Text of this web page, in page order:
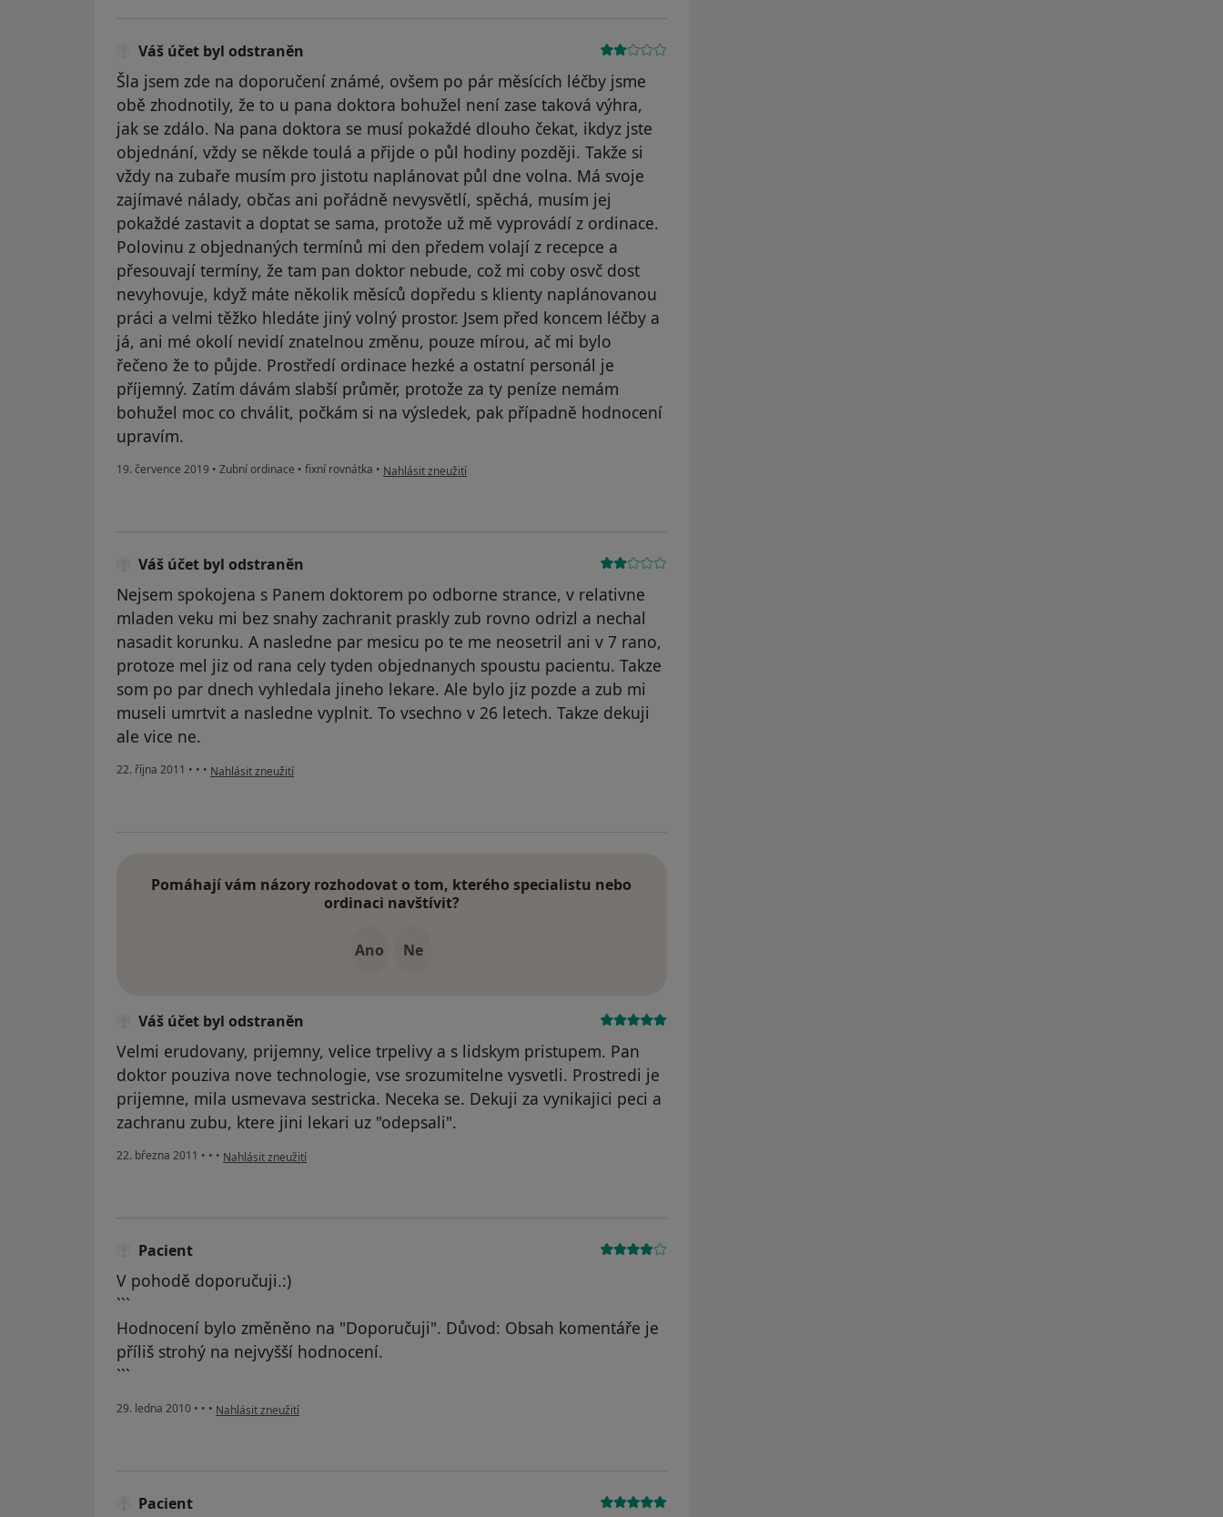
Váš účet byl odstraněn
Šla jsem zde na doporučení známé, ovšem po pár měsících léčby jsme
obě zhodnotily, že to u pana doktora bohužel není zase taková výhra,
jak se zdálo. Na pana doktora se musí pokaždé dlouho čekat, ikdyz jste
objednání, vždy se někde toulá a přijde o půl hodiny později. Takže si
vždy na zubaře musím pro jistotu naplánovat půl dne volna. Má svoje
zajímavé nálady, občas ani pořádně nevysvětlí, spěchá, musím jej
pokaždé zastavit a doptat se sama, protože už mě vyprovádí z ordinace.
Polovinu z objednaných termínů mi den předem volají z recepce a
přesouvají termíny, že tam pan doktor nebude, což mi coby osvč dost
nevyhovuje, když máte několik měsíců dopředu s klienty naplánovanou
práci a velmi těžko hledáte jiný volný prostor. Jsem před koncem léčby a
já, ani mé okolí nevidí znatelnou změnu, pouze mírou, ač mi bylo
řečeno že to půjde. Prostředí ordinace hezké a ostatní personál je
příjemný. Zatím dávám slabší průměr, protože za ty peníze nemám
bohužel moc co chválit, počkám si na výsledek, pak případně hodnocení
upravím.
19. července 2019 • Zubní ordinace • fixní rovnátka • podle názoru uživatele Váš účet byl odstraněn
Nahlásit zneužití
Váš účet byl odstraněn
Nejsem spokojena s Panem doktorem po odborne strance, v relativne
mladen veku mi bez snahy zachranit praskly zub rovno odrizl a nechal
nasadit korunku. A nasledne par mesicu po te me neosetril ani v 7 rano,
protoze mel jiz od rana cely tyden objednanych spoustu pacientu. Takze
som po par dnech vyhledala jineho lekare. Ale bylo jiz pozde a zub mi
museli umrtvit a nasledne vyplnit. To vsechno v 26 letech. Takze dekuji
ale vice ne.
22. října 2011 • • • podle názoru uživatele Váš účet byl odstraněn
Nahlásit zneužití
Pomáhají vám názory rozhodovat o tom, kterého specialistu nebo
ordinaci navštívit?
Ano Ne
Váš účet byl odstraněn
Velmi erudovany, prijemny, velice trpelivy a s lidskym pristupem. Pan
doktor pouziva nove technologie, vse srozumitelne vysvetli. Prostredi je
prijemne, mila usmevava sestricka. Neceka se. Dekuji za vynikajici peci a
zachranu zubu, ktere jini lekari uz "odepsali".
22. března 2011 • • • podle názoru uživatele Váš účet byl odstraněn
Nahlásit zneužití
Pacient
V pohodě doporučuji.:)
```
Hodnocení bylo změněno na "Doporučuji". Důvod: Obsah komentáře je
příliš strohý na nejvyšší hodnocení.
```
29. ledna 2010 • • • podle názoru uživatele Pacient
Nahlásit zneužití
Pacient